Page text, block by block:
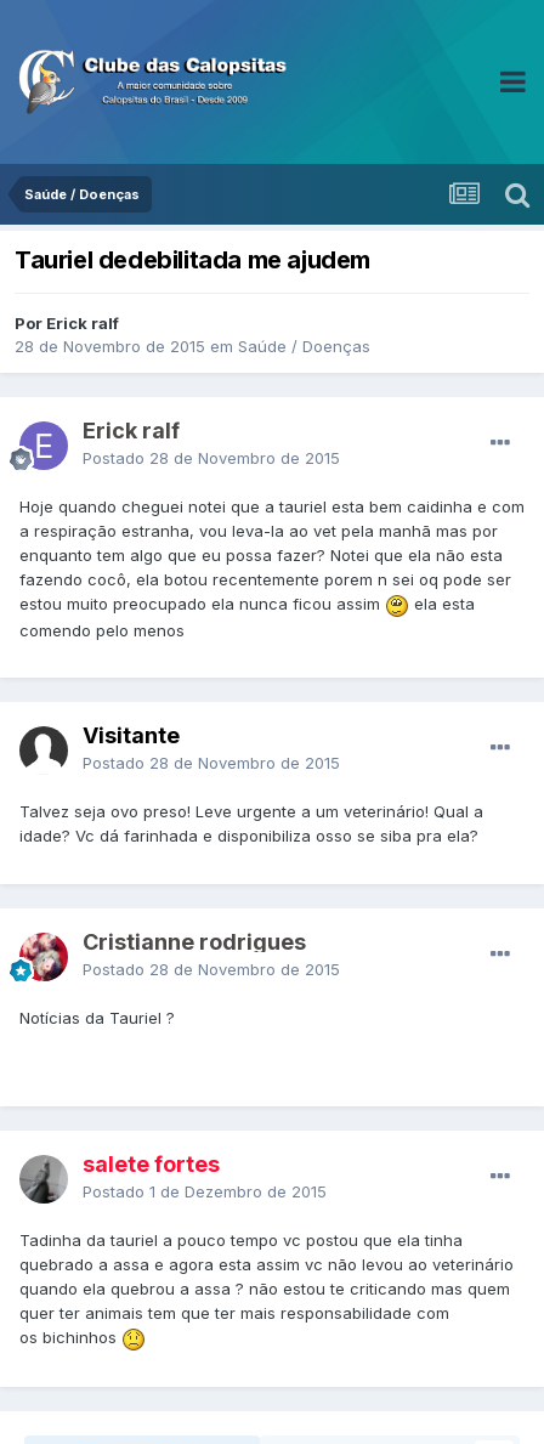
Saúde / Doenças
Tauriel dedebilitada me ajudem
Por Erick ralf
28 de Novembro de 2015 em Saúde / Doenças
Erick ralf
Postado 28 de Novembro de 2015
Hoje quando cheguei notei que a tauriel esta bem caidinha e com
a respiração estranha, vou leva-la ao vet pela manhã mas por
enquanto tem algo que eu possa fazer? Notei que ela não esta
fazendo cocô, ela botou recentemente porem n sei oq pode ser
estou muito preocupado ela nunca ficou assim
ela esta
comendo pelo menos
Visitante
Postado 28 de Novembro de 2015
Talvez seja ovo preso! Leve urgente a um veterinário! Qual a
idade? Vc dá farinhada e disponibiliza osso se siba pra ela?
Cristianne rodrigues
Postado 28 de Novembro de 2015
Notícias da Tauriel ?
salete fortes
Postado 1 de Dezembro de 2015
Tadinha da tauriel a pouco tempo vc postou que ela tinha
quebrado a assa e agora esta assim vc não levou ao veterinário
quando ela quebrou a assa ? não estou te criticando mas quem
quer ter animais tem que ter mais responsabilidade com
os bichinhos